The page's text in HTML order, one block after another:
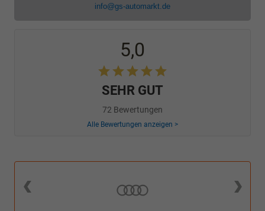
info@gs-automarkt.de
5,0
SEHR GUT
72 Bewertungen
Alle Bewertungen anzeigen >